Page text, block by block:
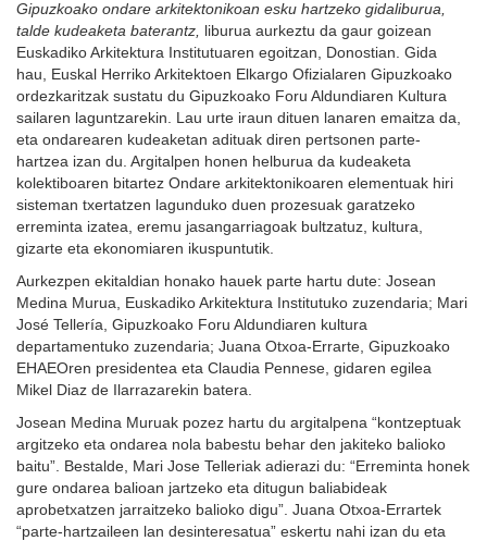
Gipuzkoako ondare arkitektonikoan esku hartzeko gidaliburua,
talde kudeaketa baterantz, liburua aurkeztu da gaur goizean
Euskadiko Arkitektura Institutuaren egoitzan, Donostian. Gida
hau, Euskal Herriko Arkitektoen Elkargo Ofizialaren Gipuzkoako
ordezkaritzak sustatu du Gipuzkoako Foru Aldundiaren Kultura
sailaren laguntzarekin. Lau urte iraun dituen lanaren emaitza da,
eta ondarearen kudeaketan adituak diren pertsonen parte-
hartzea izan du. Argitalpen honen helburua da kudeaketa
kolektiboaren bitartez Ondare arkitektonikoaren elementuak hiri
sisteman txertatzen lagunduko duen prozesuak garatzeko
erreminta izatea, eremu jasangarriagoak bultzatuz, kultura,
gizarte eta ekonomiaren ikuspuntutik.
Aurkezpen ekitaldian honako hauek parte hartu dute: Josean
Medina Murua, Euskadiko Arkitektura Institutuko zuzendaria; Mari
José Tellería, Gipuzkoako Foru Aldundiaren kultura
departamentuko zuzendaria; Juana Otxoa-Errarte, Gipuzkoako
EHAEOren presidentea eta Claudia Pennese, gidaren egilea
Mikel Diaz de Ilarrazarekin batera.
Josean Medina Muruak pozez hartu du argitalpena “kontzeptuak
argitzeko eta ondarea nola babestu behar den jakiteko balioko
baitu”. Bestalde, Mari Jose Telleriak adierazi du: “Erreminta honek
gure ondarea balioan jartzeko eta ditugun baliabideak
aprobetxatzen jarraitzeko balioko digu”. Juana Otxoa-Errartek
“parte-hartzaileen lan desinteresatua” eskertu nahi izan du eta